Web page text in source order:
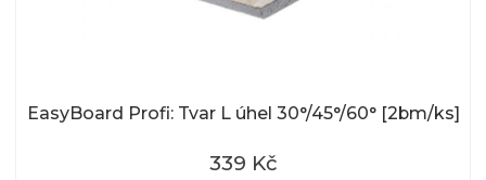
EasyBoard Profi: Tvar L úhel 30°/45°/60° [2bm/ks]
339 Kč